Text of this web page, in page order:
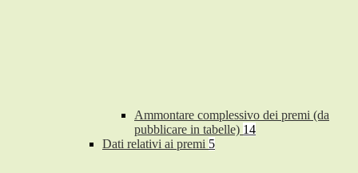
Ammontare complessivo dei premi (da
pubblicare in tabelle) 14
Dati relativi ai premi 5